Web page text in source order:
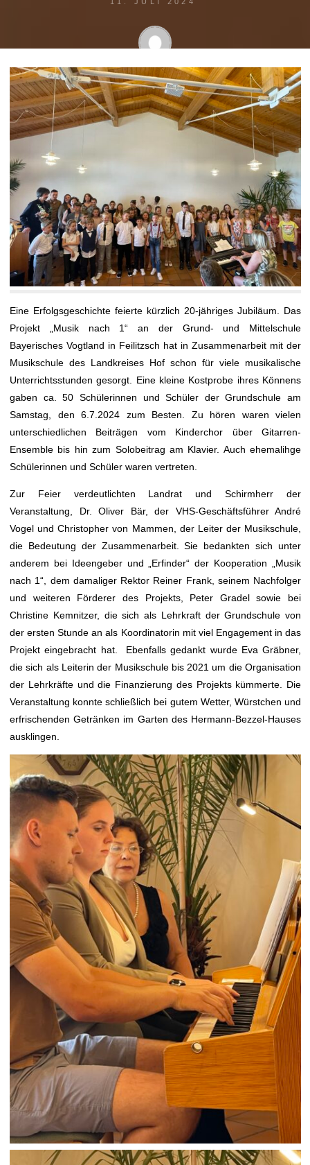
musikschule
Eine Erfolgsgeschichte feierte kürzlich 20-jähriges Jubiläum. Das
Projekt „Musik nach 1“ an der Grund- und Mittelschule
Bayerisches Vogtland in Feilitzsch hat in Zusammenarbeit mit der
Musikschule des Landkreises Hof schon für viele musikalische
Unterrichtsstunden gesorgt. Eine kleine Kostprobe ihres Könnens
gaben ca. 50 Schülerinnen und Schüler der Grundschule am
Samstag, den 6.7.2024 zum Besten. Zu hören waren vielen
unterschiedlichen Beiträgen vom Kinderchor über Gitarren-
Ensemble bis hin zum Solobeitrag am Klavier. Auch ehemalihge
Schülerinnen und Schüler waren vertreten.
Zur Feier verdeutlichten Landrat und Schirmherr der
Veranstaltung, Dr. Oliver Bär, der VHS-Geschäftsführer André
Vogel und Christopher von Mammen, der Leiter der Musikschule,
die Bedeutung der Zusammenarbeit. Sie bedankten sich unter
anderem bei Ideengeber und „Erfinder“ der Kooperation „Musik
nach 1“, dem damaliger Rektor Reiner Frank, seinem Nachfolger
und weiteren Förderer des Projekts, Peter Gradel sowie bei
Christine Kemnitzer, die sich als Lehrkraft der Grundschule von
der ersten Stunde an als Koordinatorin mit viel Engagement in das
Projekt eingebracht hat. Ebenfalls gedankt wurde Eva Gräbner,
die sich als Leiterin der Musikschule bis 2021 um die Organisation
der Lehrkräfte und die Finanzierung des Projekts kümmerte. Die
Veranstaltung konnte schließlich bei gutem Wetter, Würstchen und
erfrischenden Getränken im Garten des Hermann-Bezzel-Hauses
ausklingen.